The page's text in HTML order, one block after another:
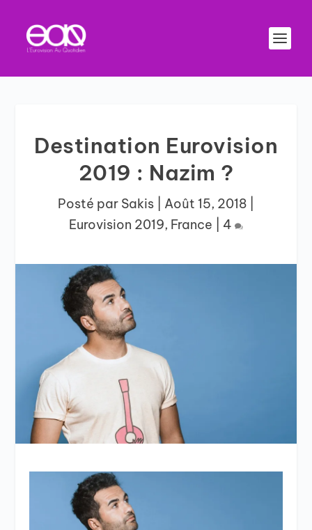
Destination Eurovision
2019 : Nazim ?
Posté par Sakis Août 15, 2018
Eurovision 2019, France 4